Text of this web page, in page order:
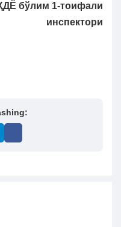
бўлим 1-тоифали
инспектори